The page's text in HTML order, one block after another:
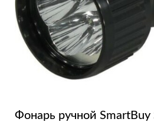
Фонарь ручной SmartBuy